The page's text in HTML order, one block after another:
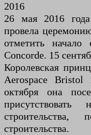
2016
26 мая 2016
провела
отметить начало
Concorde. 15
Королевская
Aerospace
октября она
строительства,
строительства.